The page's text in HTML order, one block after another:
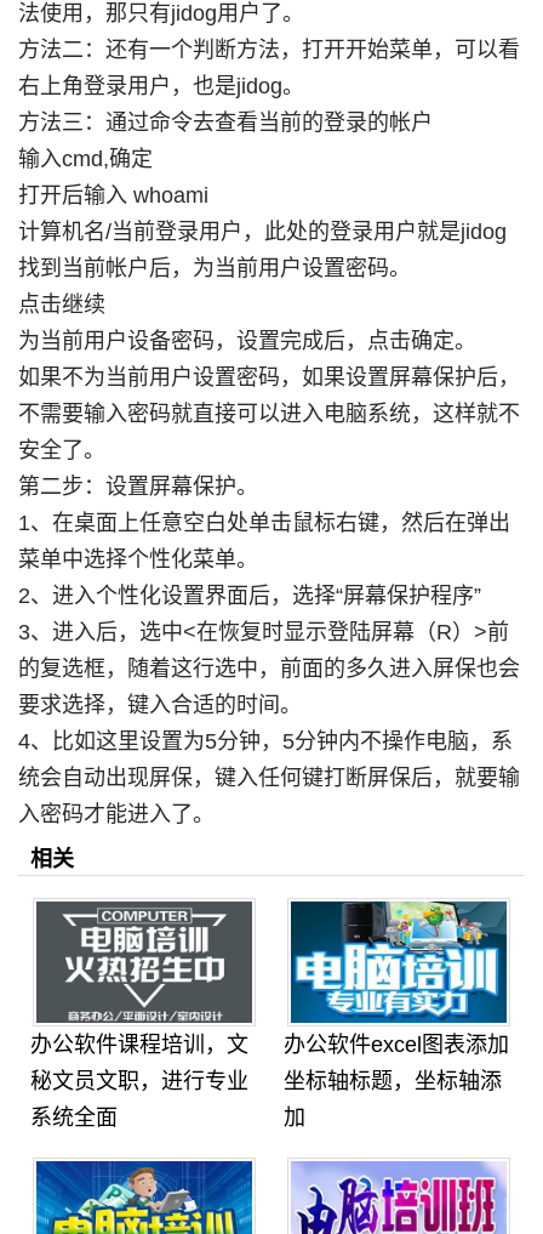
法使用，那只有jidog用户了。
方法二：还有一个判断方法，打开开始菜单，可以看
右上角登录用户，也是jidog。
方法三：通过命令去查看当前的登录的帐户
输入cmd,确定
打开后输入 whoami
计算机名/当前登录用户，此处的登录用户就是jidog
找到当前帐户后，为当前用户设置密码。
点击继续
为当前用户设备密码，设置完成后，点击确定。
如果不为当前用户设置密码，如果设置屏幕保护后，
不需要输入密码就直接可以进入电脑系统，这样就不
安全了。
第二步：设置屏幕保护。
1、在桌面上任意空白处单击鼠标右键，然后在弹出
菜单中选择个性化菜单。
2、进入个性化设置界面后，选择“屏幕保护程序”
3、进入后，选中<在恢复时显示登陆屏幕（R）>前
的复选框，随着这行选中，前面的多久进入屏保也会
要求选择，键入合适的时间。
4、比如这里设置为5分钟，5分钟内不操作电脑，系
统会自动出现屏保，键入任何键打断屏保后，就要输
入密码才能进入了。
相关
办公软件课程培训，文
秘文员文职，进行专业
系统全面
办公软件excel图表添加
坐标轴标题，坐标轴添
加